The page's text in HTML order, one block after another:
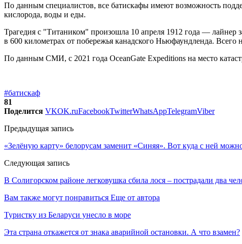
По данным специалистов, все батискафы имеют возможность
кислорода, воды и еды.
Трагедия с "Титаником" произошла 10 апреля 1912 года — лайнер
в 600 километрах от побережья канадского Ньюфаундленда.
По данным СМИ, с 2021 года OceanGate Expeditions на место
#батискаф
81
Поделится VKOK.ruFacebookTwitterWhatsAppTelegramViber
Предыдущая запись
«Зелёную карту» белорусам заменит «Синяя». Вот куда с ней
Следующая запись
В Солигорском районе легковушка сбила лося – пострадали два
Вам также могут понравиться Еще от автора
Туристку из Беларуси унесло в море
Эта страна откажется от знака аварийной остановки. А что взамен?